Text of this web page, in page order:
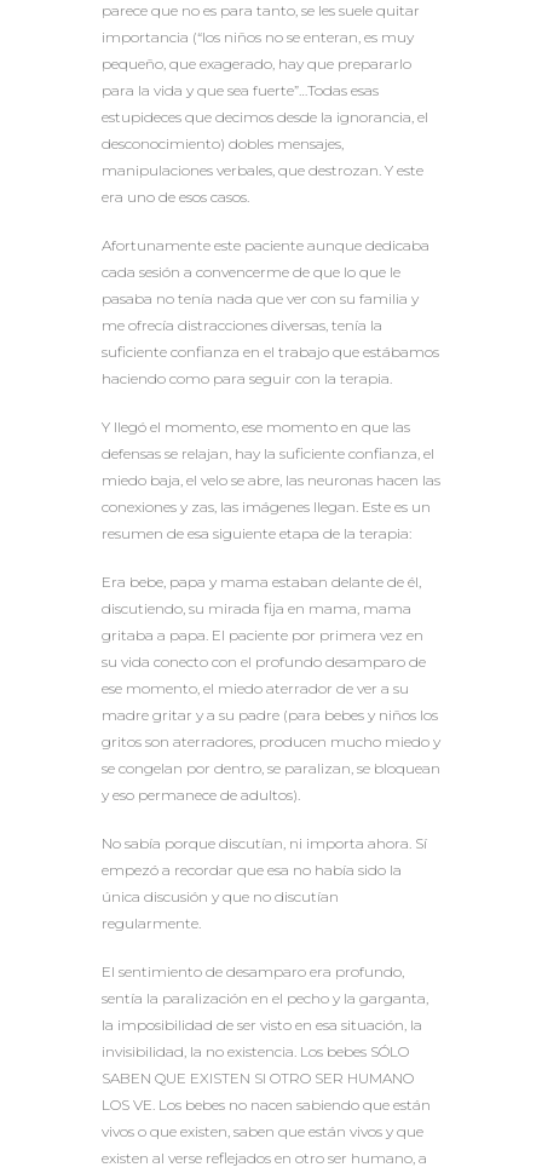
parece que no es para tanto, se les suele quitar
importancia (“los niños no se enteran, es muy
pequeño, que exagerado, hay que prepararlo
para la vida y que sea fuerte”…Todas esas
estupideces que decimos desde la ignorancia, el
desconocimiento) dobles mensajes,
manipulaciones verbales, que destrozan. Y este
era uno de esos casos.
Afortunamente este paciente aunque dedicaba
cada sesión a convencerme de que lo que le
pasaba no tenía nada que ver con su familia y
me ofrecía distracciones diversas, tenía la
suficiente confianza en el trabajo que estábamos
haciendo como para seguir con la terapia.
Y llegó el momento, ese momento en que las
defensas se relajan, hay la suficiente confianza, el
miedo baja, el velo se abre, las neuronas hacen las
conexiones y zas, las imágenes llegan. Este es un
resumen de esa siguiente etapa de la terapia:
Era bebe, papa y mama estaban delante de él,
discutiendo, su mirada fija en mama, mama
gritaba a papa. El paciente por primera vez en
su vida conecto con el profundo desamparo de
ese momento, el miedo aterrador de ver a su
madre gritar y a su padre (para bebes y niños los
gritos son aterradores, producen mucho miedo y
se congelan por dentro, se paralizan, se bloquean
y eso permanece de adultos).
No sabía porque discutían, ni importa ahora. Sí
empezó a recordar que esa no había sido la
única discusión y que no discutían
regularmente.
El sentimiento de desamparo era profundo,
sentía la paralización en el pecho y la garganta,
la imposibilidad de ser visto en esa situación, la
invisibilidad, la no existencia. Los bebes SÓLO
SABEN QUE EXISTEN SI OTRO SER HUMANO
LOS VE. Los bebes no nacen sabiendo que están
vivos o que existen, saben que están vivos y que
existen al verse reflejados en otro ser humano, a